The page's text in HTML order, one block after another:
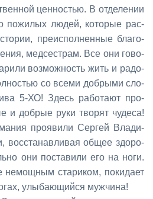
цен­но­стью. В от­де­ле­нии
по­жи­лых лю­дей, ко­то­рые рас­
пре­ис­пол­нен­ные бла­го­
мед­сест­рам. Все они го­во­
воз­мож­ность жить и ра­до­
со все­ми доб­ры­ми сло­
5-ХО! Здесь ра­бо­та­ют про­
и доб­рые ру­ки тво­рят чу­де­са!
про­яви­ли Сер­гей Вла­ди­
вос­ста­нав­ли­вая об­щее здо­ро­
они по­ста­ви­ли его на но­ги.
немощ­ным ста­ри­ком, по­ки­да­ет
улы­ба­ю­щий­ся муж­чи­на!